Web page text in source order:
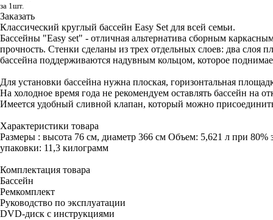
за 1шт.
Заказать
Классический круглый бассейн Easy Set для всей семьи.
Бассейны "Easy set" - отличная альтернатива сборным
прочность. Стенки сделаны из трех отдельных слоев: два
бассейна поддерживаются надувным кольцом, которое
Для установки бассейна нужна плоская, горизонтальная
На холодное время года не рекомендуем оставлять бассейн на
Имеется удобный сливной клапан, который можно
Характеристики товара
Размеры : высота 76 см, диаметр 366 см Объем: 5,621 л при
упаковки: 11,3 килограмм
Комплектация товара
Бассейн
Ремкомплект
Руководство по эксплуатации
DVD-диск с инструкциями